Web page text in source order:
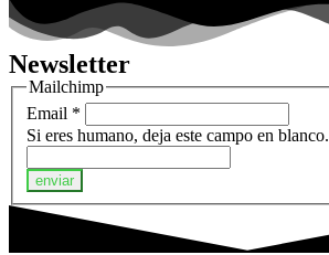
Newsletter
Mailchimp
Email *
Si eres humano, deja este campo en blanco.
enviar